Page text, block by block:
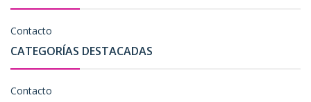
Contacto
CATEGORÍAS DESTACADAS
Contacto